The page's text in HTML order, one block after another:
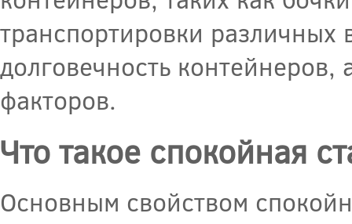
транспортировки
долговечность
факторов.
Что такое спокойная
Основным свойством